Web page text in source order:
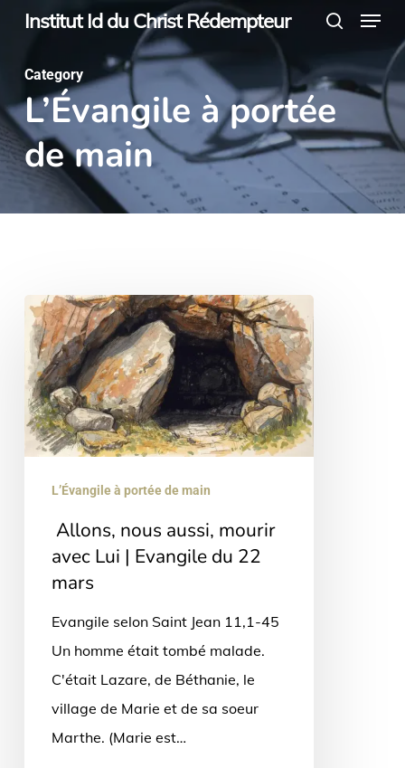
Skip
main
content
Institut Id du Christ Rédempteur Menu
Category
L’Évangile à portée
de main
Allons,
nous
aussi,
mourir
avec
Lui
L’Évangile à portée de main
Allons, nous aussi, mourir
avec Lui | Evangile du 22
mars
Evangile selon Saint Jean 11,1-45
Un homme était tombé malade.
C'était Lazare, de Béthanie, le
village de Marie et de sa soeur
Marthe. (Marie est…